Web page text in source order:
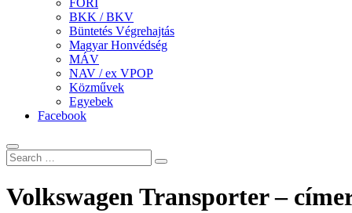
BKK / BKV
Büntetés Végrehajtás
Magyar Honvédség
MÁV
NAV / ex VPOP
Közművek
Egyebek
Facebook
Volkswagen Transporter –